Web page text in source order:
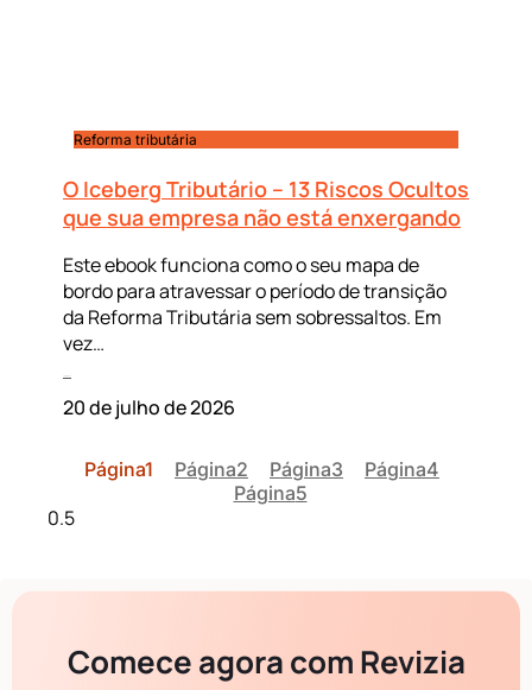
Reforma tributária
O Iceberg Tributário – 13 Riscos Ocultos
que sua empresa não está enxergando
Este ebook funciona como o seu mapa de
bordo para atravessar o período de transição
da Reforma Tributária sem sobressaltos. Em
vez…
20 de julho de 2026
Página1 Página2 Página3 Página4
Página5
Comece agora com Revizia